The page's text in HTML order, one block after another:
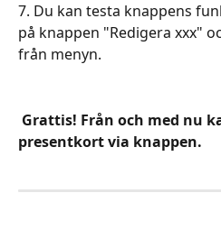
7. Du kan testa knappens
på knappen "Redigera xxx"
från menyn.
presentkort via knappen.